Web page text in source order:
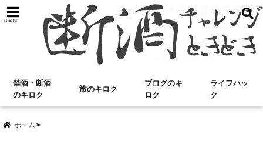
menu
禁酒・断酒
のキロク
旅のキロク
ブログのキ
ロク
ライフハッ
ク
ホーム